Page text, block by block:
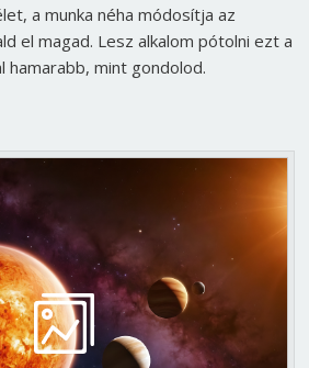
a munka néha módosítja az
el magad. Lesz alkalom pótolni ezt a
hamarabb, mint gondolod.